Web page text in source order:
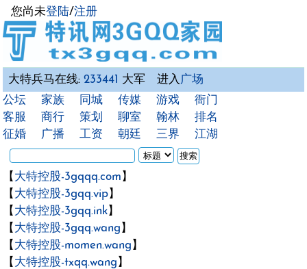
您尚未登陆/注册
大特兵马在线: 233441 大军 进入 广场
公坛
家族 同城 传媒 游戏
衙门
客服
商行 策划 聊室 翰林
排名
征婚
广播 工资 朝廷 三界 江湖
【 大特控股-3gqqq.com 】
【 大特控股-3gqq.vip】
【 大特控股-3gqq.ink】
【 大特控股-3gqq.wang 】
【 大特控股-momen.wang 】
【 大特控股-txqq.wang 】